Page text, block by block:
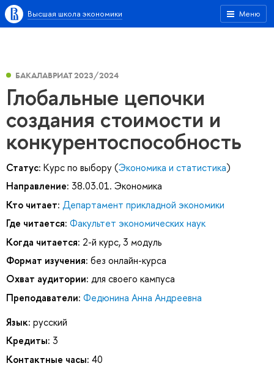
Меню
Высшая школа экономики
БАКАЛАВРИАТ 2023/2024
Глобальные цепочки
создания стоимости и
конкурентоспособность
Статус: Курс по выбору (Экономика и статистика)
Направление: 38.03.01. Экономика
Кто читает: Департамент прикладной экономики
Где читается: Факультет экономических наук
Когда читается: 2-й курс, 3 модуль
Формат изучения: без онлайн-курса
Охват аудитории: для своего кампуса
Преподаватели: Федюнина Анна Андреевна
Язык: русский
Кредиты: 3
Контактные часы: 40